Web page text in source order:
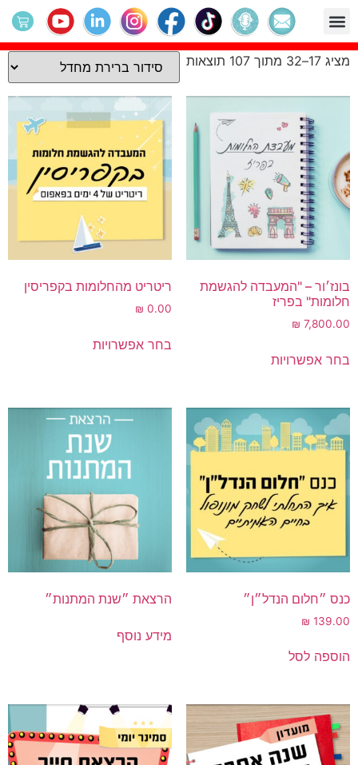
הרצאה
מציג 17–32 מתוך 107 תוצאות
בונז׳ור – "המעבדה להגשמת
חלומות" בפריז
7,800.00
₪
בחר אפשרויות
ריטריט מהחלומות בקפריסין
0.00
₪
בחר אפשרויות
כנס ״חלום הנדל״ן״
139.00
₪
הוספה לסל
הרצאת ״שנת המתנות״
מידע נוסף